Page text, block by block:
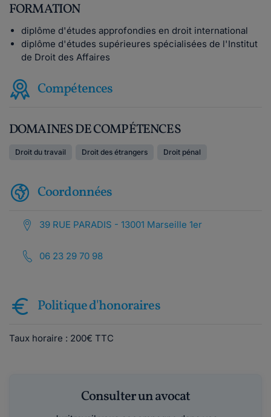
FORMATION
diplôme d'études approfondies en droit international
diplôme d'études supérieures spécialisées de l'Institut
de Droit des Affaires
Compétences
DOMAINES DE COMPÉTENCES
Droit du travail Droit des étrangers Droit pénal
Coordonnées
39 RUE PARADIS - 13001 Marseille 1er
06 23 29 70 98
Politique d'honoraires
Taux horaire : 200€ TTC
Consulter un avocat